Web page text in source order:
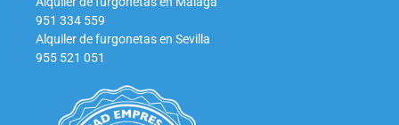
951 334 559
Alquiler de furgonetas en Sevilla
955 521 051